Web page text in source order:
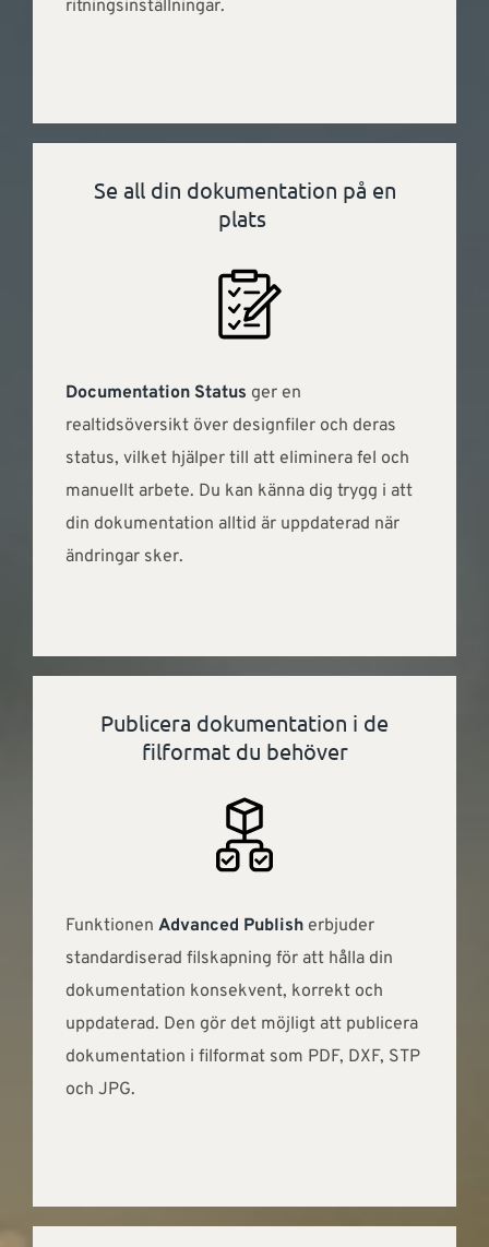
ritningsinställningar.
Se all din dokumentation på en
plats
Documentation Status ger en
realtidsöversikt över designfiler och deras
status, vilket hjälper till att eliminera fel och
manuellt arbete. Du kan känna dig trygg i att
din dokumentation alltid är uppdaterad när
ändringar sker.
Publicera dokumentation i de
filformat du behöver
Funktionen Advanced Publish erbjuder
standardiserad filskapning för att hålla din
dokumentation konsekvent, korrekt och
uppdaterad. Den gör det möjligt att publicera
dokumentation i filformat som PDF, DXF, STP
och JPG.